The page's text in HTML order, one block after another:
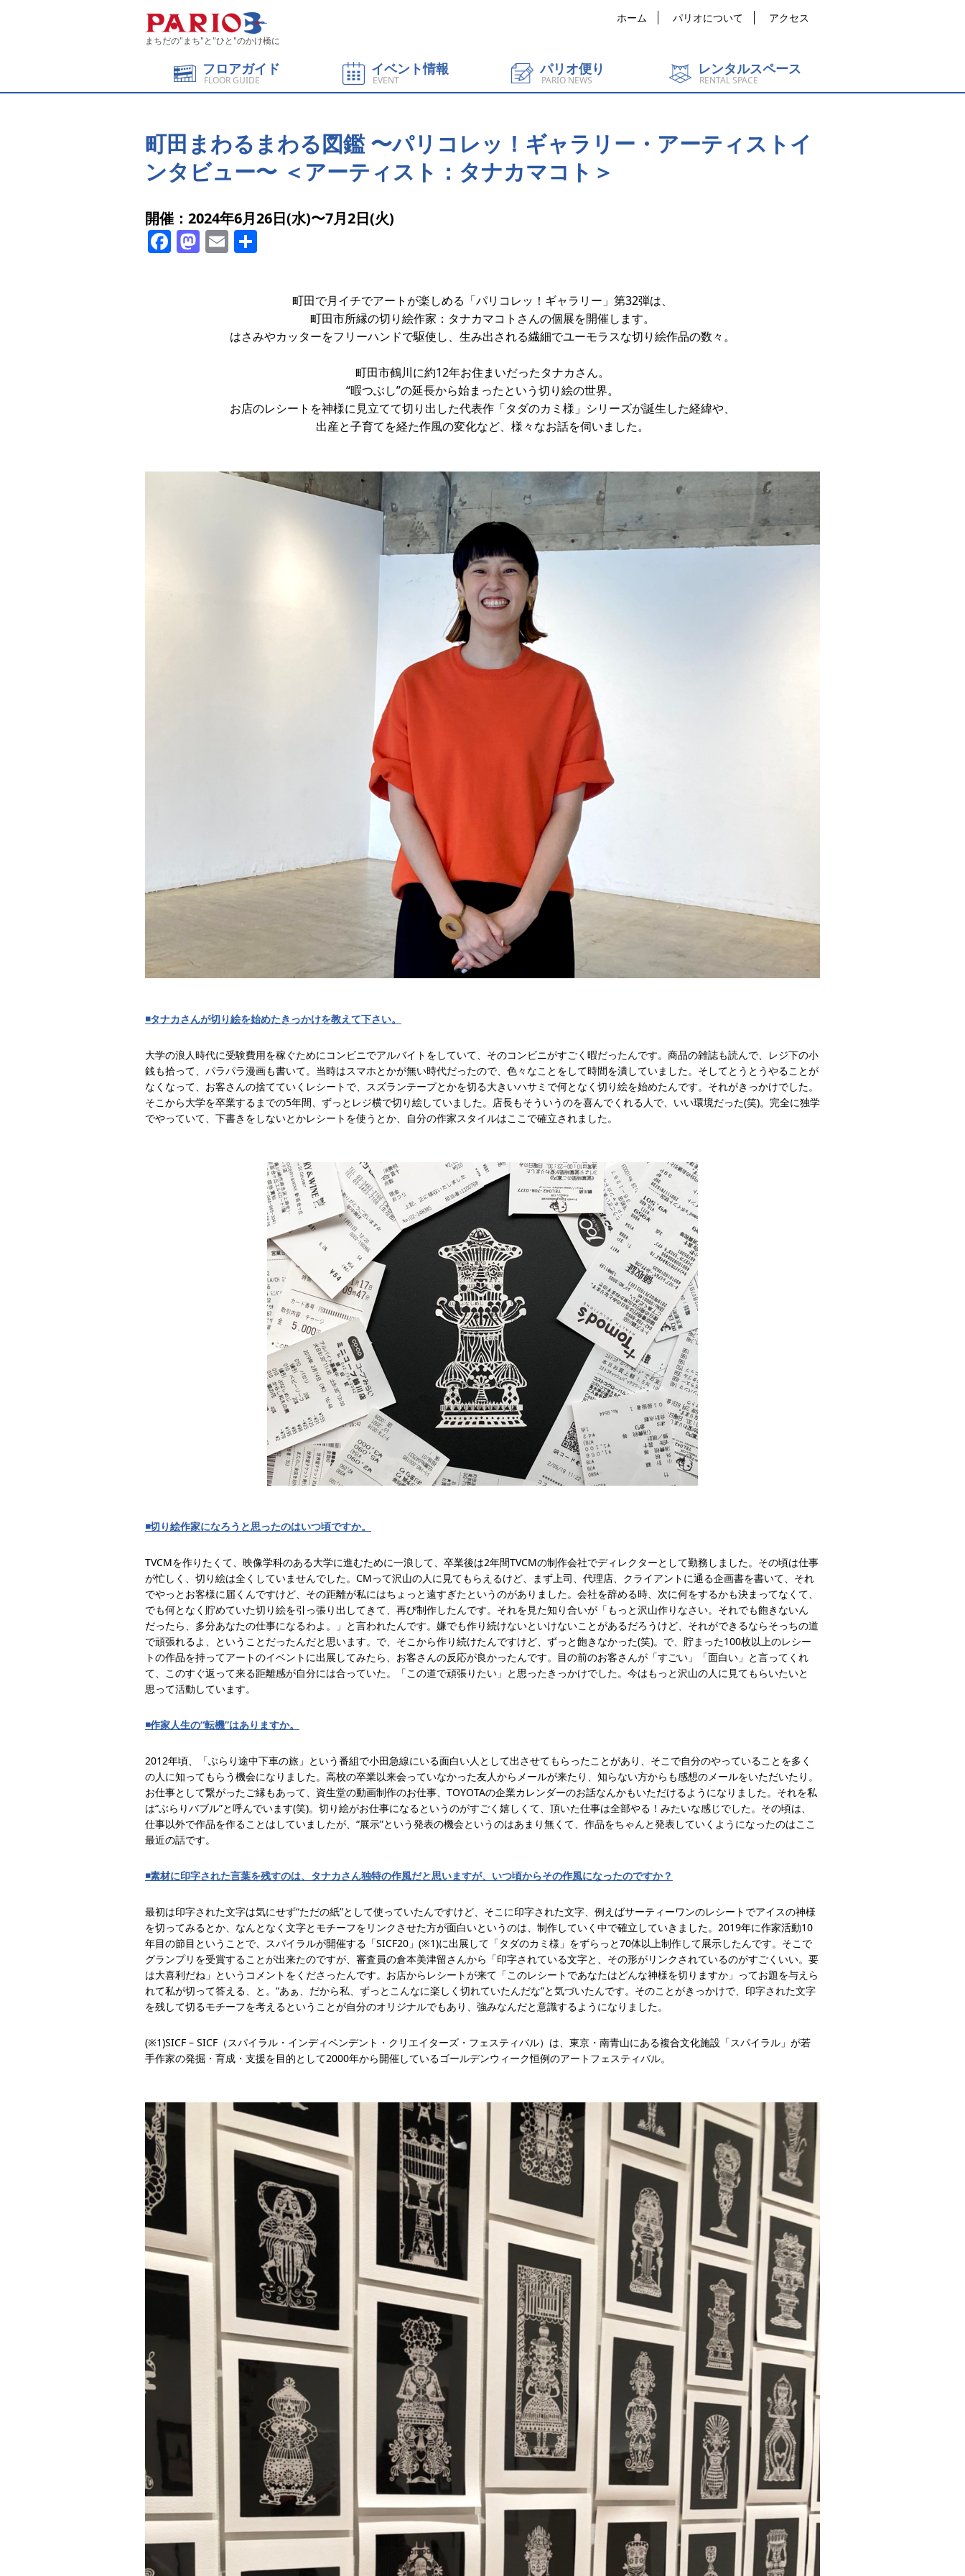
まちだの"まち"と"ひと"のかけ橋に
ホーム パリオについて アクセス
フロアガイド
FLOOR GUIDE
イベント情報
EVENT
パリオ便り
PARIO NEWS
レンタルスペース
RENTAL SPACE
町田まわるまわる図鑑 〜パリコレッ！ギャラリー・アーティストイ
ンタビュー〜 ＜アーティスト：タナカマコト＞
開催：2024年6月26日(水)〜7月2日(火)
Facebook
Mastodon
Email
町田で月イチでアートが楽しめる「パリコレッ！ギャラリー」第32弾は、
町田市所縁の切り絵作家：タナカマコトさんの個展を開催します。
はさみやカッターをフリーハンドで駆使し、生み出される繊細でユーモラスな切り絵作品の数々。
町田市鶴川に約12年お住まいだったタナカさん。
“暇つぶし”の延長から始まったという切り絵の世界。
お店のレシートを神様に見立てて切り出した代表作「タダのカミ様」シリーズが誕生した経緯や、
出産と子育てを経た作風の変化など、様々なお話を伺いました。
◾️タナカさんが切り絵を始めたきっかけを教えて下さい。
大学の浪人時代に受験費用を稼ぐためにコンビニでアルバイトをしていて、そのコンビニがすごく暇だったんです。商品の雑誌も読んで、レジ下の小
銭も拾って、パラパラ漫画も書いて。当時はスマホとかが無い時代だったので、色々なことをして時間を潰していました。そしてとうとうやることが
なくなって、お客さんの捨てていくレシートで、スズランテープとかを切る大きいハサミで何となく切り絵を始めたんです。それがきっかけでした。
そこから大学を卒業するまでの5年間、ずっとレジ横で切り絵していました。店長もそういうのを喜んでくれる人で、いい環境だった(笑)。完全に独学
でやっていて、下書きをしないとかレシートを使うとか、自分の作家スタイルはここで確立されました。
◾️切り絵作家になろうと思ったのはいつ頃ですか。
TVCMを作りたくて、映像学科のある大学に進むために一浪して、卒業後は2年間TVCMの制作会社でディレクターとして勤務しました。その頃は仕事
が忙しく、切り絵は全くしていませんでした。CMって沢山の人に見てもらえるけど、まず上司、代理店、クライアントに通る企画書を書いて、それ
でやっとお客様に届くんですけど、その距離が私にはちょっと遠すぎたというのがありました。会社を辞める時、次に何をするかも決まってなくて、
でも何となく貯めていた切り絵を引っ張り出してきて、再び制作したんです。それを見た知り合いが「もっと沢山作りなさい。それでも飽きないん
だったら、多分あなたの仕事になるわよ。」と言われたんです。嫌でも作り続けないといけないことがあるだろうけど、それができるならそっちの道
で頑張れるよ、ということだったんだと思います。で、そこから作り続けたんですけど、ずっと飽きなかった(笑)。で、貯まった100枚以上のレシー
トの作品を持ってアートのイベントに出展してみたら、お客さんの反応が良かったんです。目の前のお客さんが「すごい」「面白い」と言ってくれ
て、このすぐ返って来る距離感が自分には合っていた。「この道で頑張りたい」と思ったきっかけでした。今はもっと沢山の人に見てもらいたいと
思って活動しています。
◾️作家人生の“転機”はありますか。
2012年頃、「ぶらり途中下車の旅」という番組で小田急線にいる面白い人として出させてもらったことがあり、そこで自分のやっていることを多く
の人に知ってもらう機会になりました。高校の卒業以来会っていなかった友人からメールが来たり、知らない方からも感想のメールをいただいたり。
お仕事として繋がったご縁もあって、資生堂の動画制作のお仕事、TOYOTAの企業カレンダーのお話なんかもいただけるようになりました。それを私
は“ぶらりバブル”と呼んでいます(笑)。切り絵がお仕事になるというのがすごく嬉しくて、頂いた仕事は全部やる！みたいな感じでした。その頃は、
仕事以外で作品を作ることはしていましたが、“展示”という発表の機会というのはあまり無くて、作品をちゃんと発表していくようになったのはここ
最近の話です。
◾️素材に印字された言葉を残すのは、タナカさん独特の作風だと思いますが、いつ頃からその作風になったのですか？
最初は印字された文字は気にせず“ただの紙”として使っていたんですけど、そこに印字された文字、例えばサーティーワンのレシートでアイスの神様
を切ってみるとか、なんとなく文字とモチーフをリンクさせた方が面白いというのは、制作していく中で確立していきました。2019年に作家活動10
年目の節目ということで、スパイラルが開催する「SICF20」(※1)に出展して「タダのカミ様」をずらっと70体以上制作して展示したんです。そこで
グランプリを受賞することが出来たのですが、審査員の倉本美津留さんから「印字されている文字と、その形がリンクされているのがすごくいい。要
は大喜利だね」というコメントをくださったんです。お店からレシートが来て「このレシートであなたはどんな神様を切りますか」ってお題を与えら
れて私が切って答える、と。“あぁ、だから私、ずっとこんなに楽しく切れていたんだな”と気づいたんです。そのことがきっかけで、印字された文字
を残して切るモチーフを考えるということが自分のオリジナルでもあり、強みなんだと意識するようになりました。
(※1)SICF – SICF（スパイラル・インディペンデント・クリエイターズ・フェスティバル）は、東京・南青山にある複合文化施設「スパイラル」が若
手作家の発掘・育成・支援を目的として2000年から開催しているゴールデンウィーク恒例のアートフェスティバル。